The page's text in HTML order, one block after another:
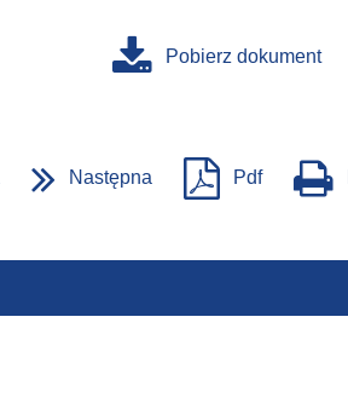
Pobierz dokument
Następna Pdf